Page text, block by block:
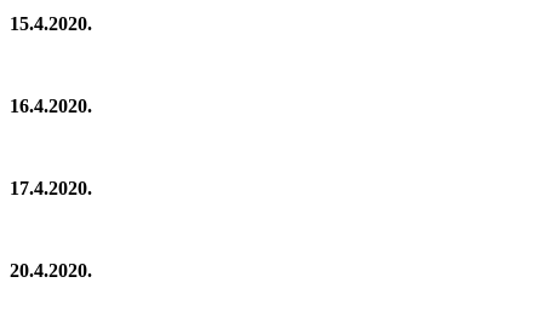
15.4.2020.
16.4.2020.
17.4.2020.
20.4.2020.